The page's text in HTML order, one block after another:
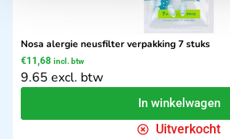
Nosa alergie neusfilter verpakking 7 stuks
€11,68 incl. btw
9.65 excl. btw
In winkelwagen
Uitverkocht